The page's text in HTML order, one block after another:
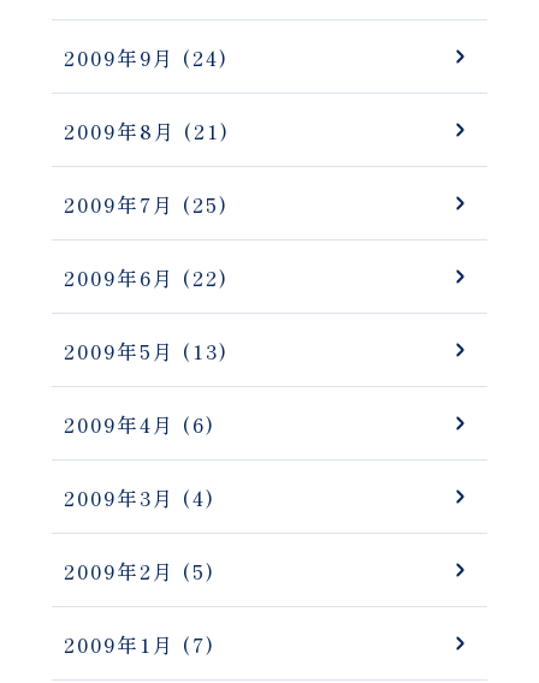
2009年9月 (24)
2009年8月 (21)
2009年7月 (25)
2009年6月 (22)
2009年5月 (13)
2009年4月 (6)
2009年3月 (4)
2009年2月 (5)
2009年1月 (7)